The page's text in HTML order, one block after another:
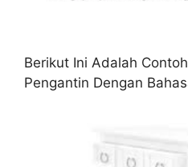
Berikut Ini Adalah
Pengantin Dengan